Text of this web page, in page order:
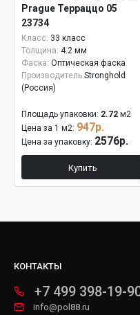
Prague Терраццо 05
23734
Класс: 33 класс
Толщина: 4.2 мм
Фаска: Оптическая фаска
Производитель Stronghold
(Россия)
Площадь упаковки: 2.72 м2
Цена за 1 м2: 947р.
Цена за упаковку: 2576р.
Купить
КОНТАКТЫ
+7 499 398-19-
info@pol88.ru